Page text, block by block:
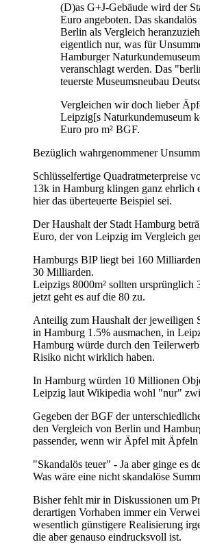
(D)as G+J-Gebäude wird der
Euro angeboten. Das
Berlin als Vergleich
eigentlich nur, was für
Hamburger
veranschlagt werden. Das
teuerste Museumsneubau
Vergleichen wir doch lieber
Leipzig[s Naturkundemuseum
Euro pro m² BGF.
Bezüglich wahrgenommener
Schlüsselfertige Quadratmeterpreise
13k in Hamburg klingen ganz ehrlich
hier das überteuerte Beispiel sei.
Der Haushalt der Stadt Hamburg
Euro, der von Leipzig im Vergleich
Hamburgs BIP liegt bei 160
30 Milliarden.
Leipzigs 8000m² sollten ursprünglich
jetzt geht es auf die 80 zu.
Anteilig zum Haushalt der jeweiligen
in Hamburg 1.5% ausmachen, in
Hamburg würde durch den
Risiko nicht wirklich haben.
In Hamburg würden 10 Millionen
Leipzig laut Wikipedia wohl "nur"
Gegeben der BGF der
den Vergleich von Berlin und
passender, wenn wir Äpfel mit
"Skandalös teuer" - Ja aber ginge es
Was wäre eine nicht skandalöse
Bisher fehlt mir in Diskussionen um
derartigen Vorhaben immer ein
wesentlich günstigere Realisierung
die aber genauso eindrucksvoll ist.